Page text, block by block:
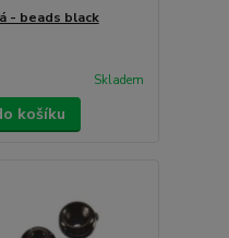
- beads black
Skladem
košíku